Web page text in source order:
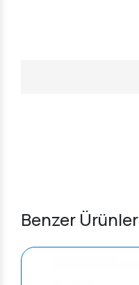
Benzer Ürünler